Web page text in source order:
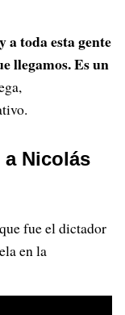
a toda esta gente
llegamos. Es un
Nicolás
fue el dictador
en la